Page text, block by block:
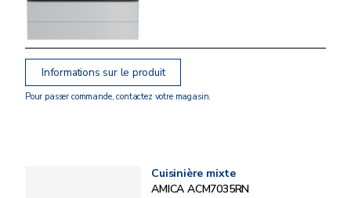
Informations sur le produit
Pour passer commande, contactez votre magasin.
Cuisinière mixte
AMICA ACM7035RN